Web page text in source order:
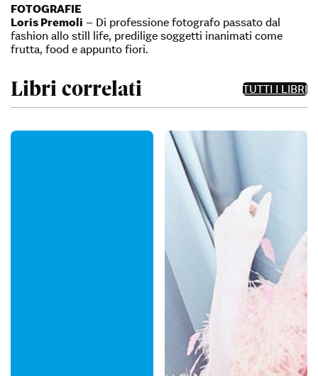
FOTOGRAFIE
Loris Premoli – Di professione fotografo passato dal
fashion allo still life, predilige soggetti inanimati come
frutta, food e appunto fiori.
Libri correlati TUTTI I LIBRI